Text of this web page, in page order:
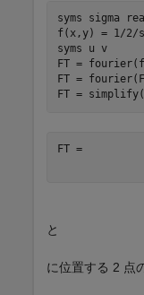
syms sigma
f(x,y) = 1/2/
syms
u v
FT =
FT =
FT =
FT =
と
に位置する 2 点